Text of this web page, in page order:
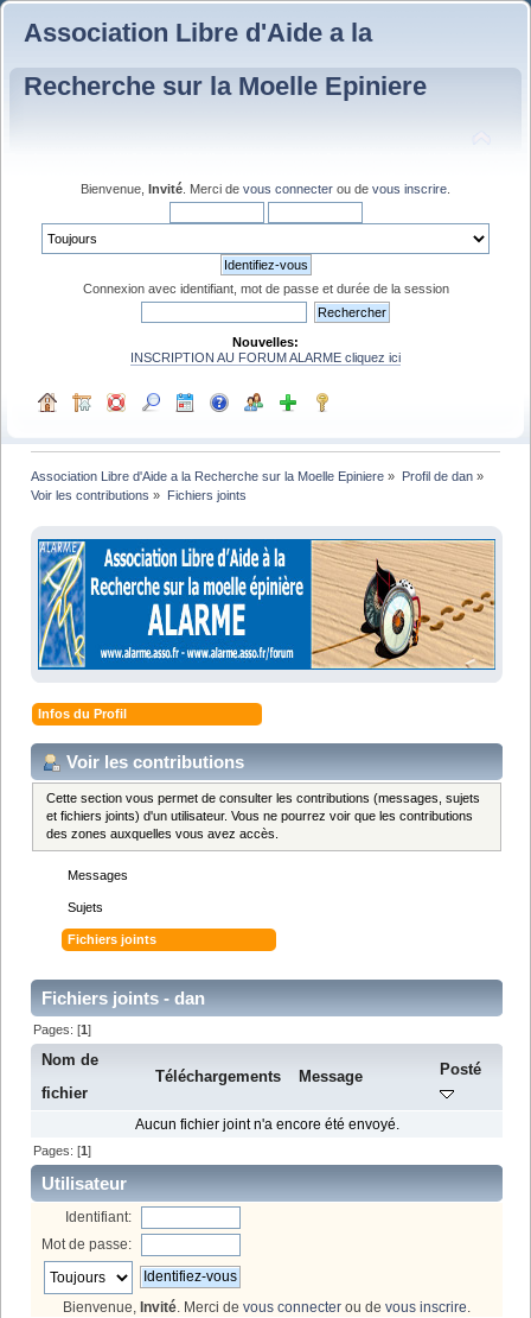
Association Libre d'Aide a la
Recherche sur la Moelle Epiniere
Bienvenue, Invité . Merci de vous connecter ou de vous inscrire
Connexion avec identifiant, mot de passe et durée de la session
Nouvelles:
INSCRIPTION AU FORUM ALARME cliquez ici
Association Libre d'Aide a la Recherche sur la Moelle Epiniere » Profil de dan»
Voir les contributions » Fichiers joints
Infos du Profil
Voir les contributions
Cette section vous permet de consulter les contributions (messages, sujets
et fichiers joints) d'un utilisateur. Vous ne pourrez voir que les contributions
des zones auxquelles vous avez accès.
Messages
Sujets
Fichiers joints
Fichiers joints - dan
Pages: [1]
Nom de
fichier
Téléchargements Message Posté
Aucun fichier joint n'a encore été envoyé.
Pages: [1]
Utilisateur
Identifiant:
Mot de passe:
Bienvenue, Invité. Merci de vous connecter ou de vous inscrire.